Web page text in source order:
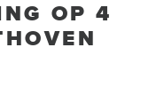
OP 4